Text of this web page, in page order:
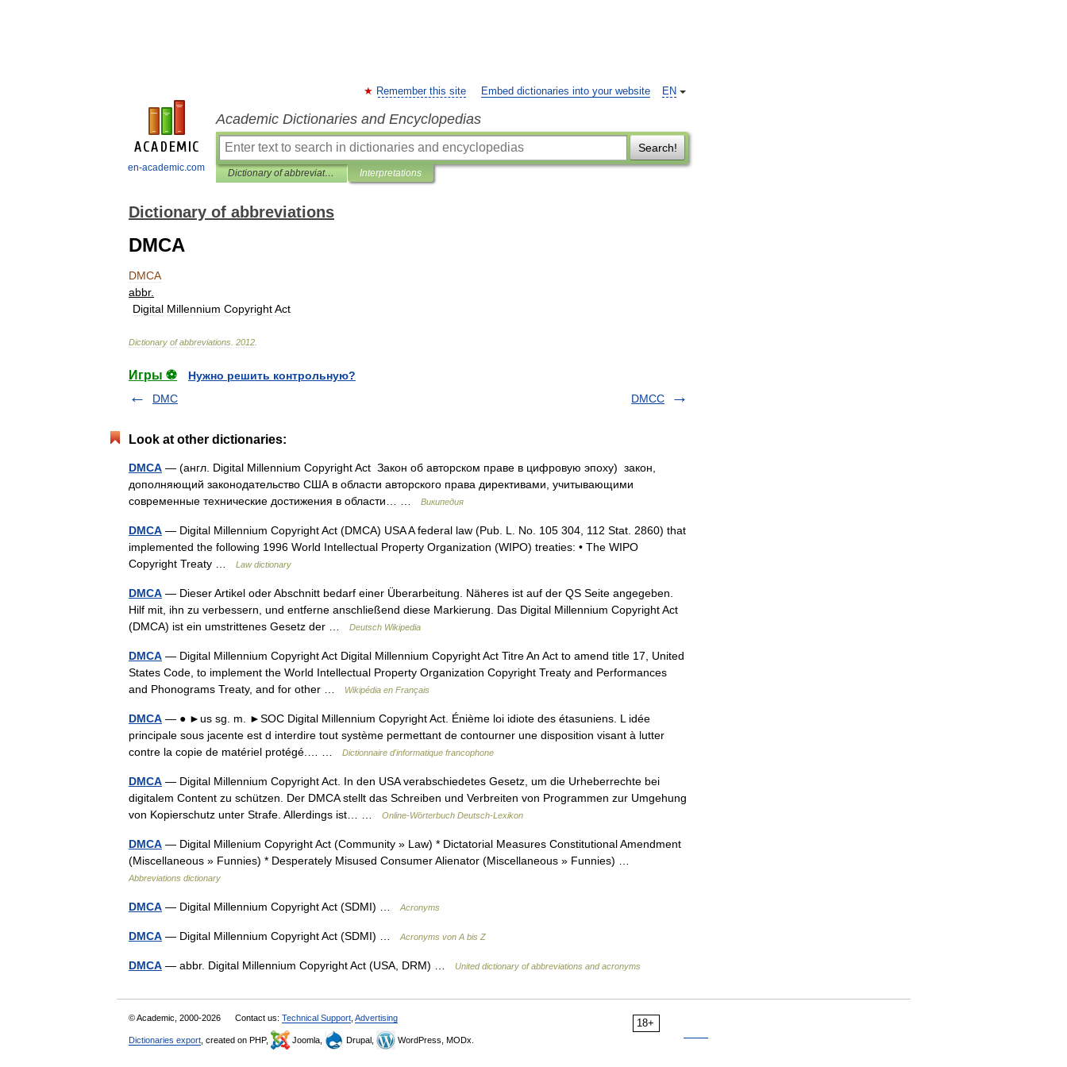
en-academic.com
EN
Remember this site Embed dictionaries into your website
Academic Dictionaries and Encyclopedias
Search!
Dictionary of abbreviations Interpretations
Dictionary of abbreviations
DMCA
DMCA
abbr.
Digital Millennium CopyrightAct
Dictionary of abbreviations 2012
Игры ⚽
Нужно решить контрольную?
DMC
DMCC
Look at other dictionaries:
DMCA — (англ. Digital Millennium Copyright Act Закон об авторском праве в цифровую эпоху) закон,
дополняющий законодательство США в области авторского права директивами, учитывающими
современные технические достижения в области… …
Википедия
DMCA — Digital Millennium Copyright Act (DMCA) USA A federal law (Pub. L. No. 105 304, 112 Stat. 2860) that
implemented the following 1996 World Intellectual Property Organization (WIPO) treaties: • The WIPO
Copyright Treaty …
Law dictionary
DMCA — Dieser Artikel oder Abschnitt bedarf einer Überarbeitung. Näheres ist auf der QS Seite angegeben.
Hilf mit, ihn zu verbessern, und entferne anschließend diese Markierung. Das Digital Millennium Copyright Act
(DMCA) ist ein umstrittenes Gesetz der …
Deutsch Wikipedia
DMCA — Digital Millennium Copyright Act Digital Millennium Copyright Act Titre An Act to amend title 17, United
States Code, to implement the World Intellectual Property Organization Copyright Treaty and Performances
and Phonograms Treaty, and for other …
Wikipédia en Français
DMCA — ● ►us sg. m. ►SOC Digital Millennium Copyright Act. Énième loi idiote des étasuniens. L idée
principale sous jacente est d interdire tout système permettant de contourner une disposition visant à lutter
contre la copie de matériel protégé.… …
Dictionnaire d'informatique francophone
DMCA — Digital Millennium Copyright Act. In den USA verabschiedetes Gesetz, um die Urheberrechte bei
digitalem Content zu schützen. Der DMCA stellt das Schreiben und Verbreiten von Programmen zur Umgehung
von Kopierschutz unter Strafe. Allerdings ist… …
Online-Wörterbuch Deutsch-Lexikon
DMCA — Digital Millenium Copyright Act (Community » Law) * Dictatorial Measures Constitutional Amendment
(Miscellaneous » Funnies) * Desperately Misused Consumer Alienator (Miscellaneous » Funnies) …
Abbreviations dictionary
DMCA — Digital Millennium Copyright Act (SDMI) … Acronyms
DMCA — Digital Millennium Copyright Act (SDMI) … Acronyms von A bis Z
DMCA — abbr. Digital Millennium Copyright Act (USA, DRM) … United dictionary of abbreviations and acronyms
18+
© Academic, 2000-2026 Contact us: Technical Support Advertising
Dictionaries export , created on PHP, Joomla, Drupal, WordPress, MODx.